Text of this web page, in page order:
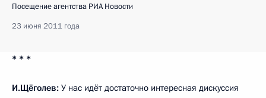
Посещение агентства РИА Новости
23 июня 2011 года
* * *
И.Щёголев: У нас идёт достаточно интересная дискуссия